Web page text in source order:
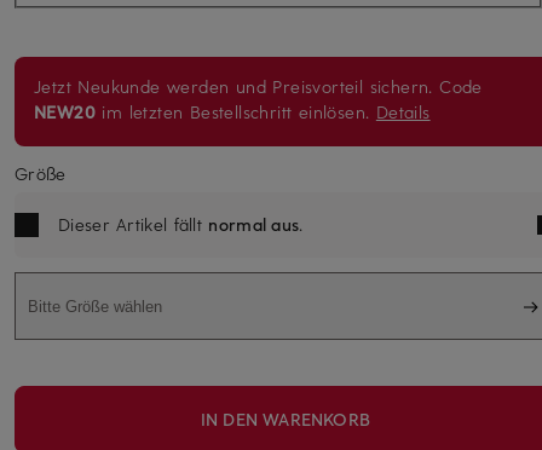
Jetzt Neukunde werden und Preisvorteil sichern. Code
NEW20 im letzten Bestellschritt einlösen. Details
Größe
Dieser Artikel fällt normal aus.
Bitte Größe wählen
IN DEN WARENKORB